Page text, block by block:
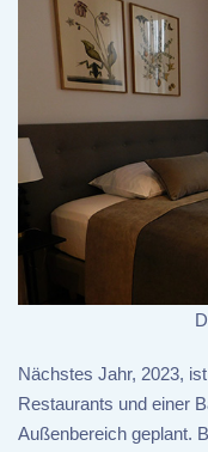
Nächstes Jahr, 2023,
Restaurants und einer
Außenbereich geplant.